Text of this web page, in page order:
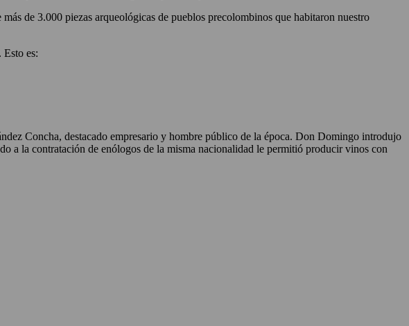
de 3.000 piezas arqueológicas de pueblos precolombinos que habitaron nuestro
Esto es:
Concha, destacado empresario y hombre público de la época. Don Domingo introdujo
a la contratación de enólogos de la misma nacionalidad le permitió producir vinos con